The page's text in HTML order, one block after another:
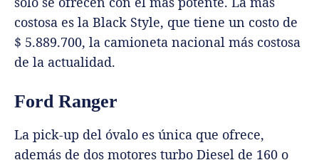
costosa es la Black Style, que tiene un costo de
$ 5.889.700, la camioneta nacional más costosa
de la actualidad.
Ford Ranger
La pick-up del óvalo es única que ofrece,
además de dos motores turbo Diesel de 160 o